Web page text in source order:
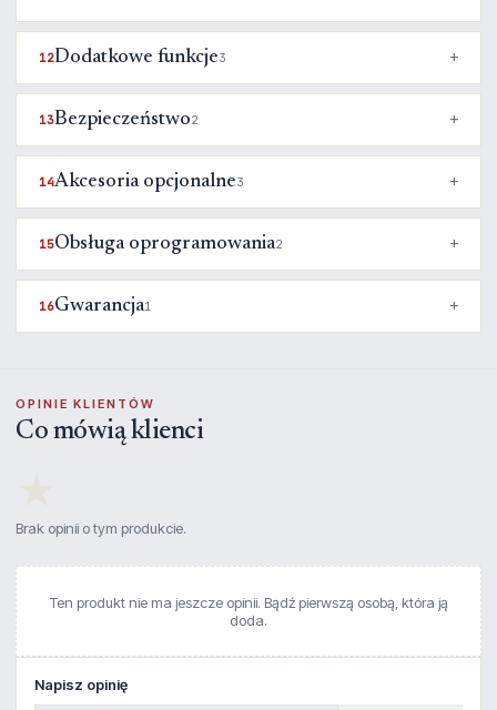
12Dodatkowe funkcje3
13Bezpieczeństwo2
14Akcesoria opcjonalne3
15Obsługa oprogramowania2
16Gwarancja1
OPINIE KLIENTÓW
Co mówią klienci
Brak opinii o tym produkcie.
Ten produkt nie ma jeszcze opinii. Bądź pierwszą osobą, która ją
doda.
Napisz opinię